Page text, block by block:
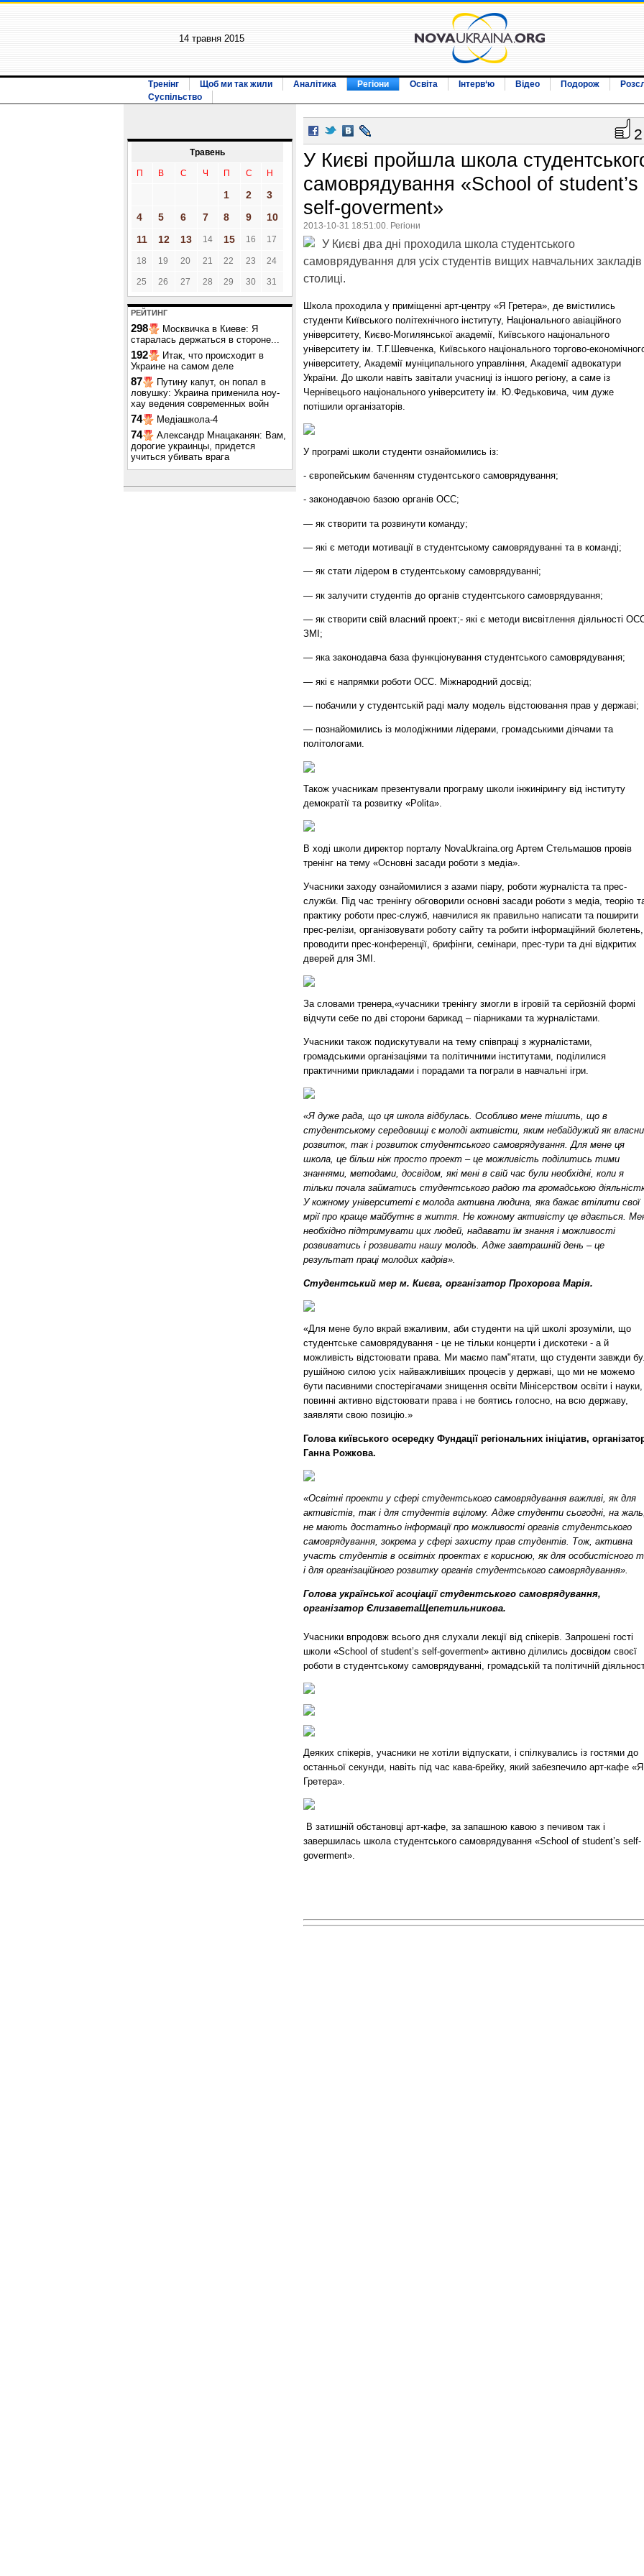
14 травня 2015
Тренінг Щоб ми так жили Аналітика Регіони Освіта Інтерв‘ю Відео Подорож
Суспільство
Травень
П В С Ч П С Н
1 2
3
4
5 6 7 8 9
10
11
12 13 14 15 16 17
18 19 20 21 22 23 24
25 26 27 28 29 30 31
РЕЙТИНГ
298
Москвичка в Киеве: Я
старалась держаться в стороне...
192
Итак, что происходит в
Украине на самом деле
87
Путину капут, он попал в
ловушку: Украина применила ноу-
хау ведения современных войн
74 Медіашкола-4
74
Александр Мнацаканян: Вам,
дорогие украинцы, придется
учиться убивать врага
2
У Києві пройшла школа
самоврядування «School of student’s
self-goverment»
2013-10-31 18:51:00. Регіони
У Києві два дні проходила школа студентського
самоврядування для усіх студентів вищих навчальних закладів
столиці.
Школа проходила у приміщенні арт-центру «Я Гретера», де вмістились
студенти Київського політехнічного інституту, Національного авіаційного
університету, Києво-Могилянської академії, Київського національного
університету ім. Т.Г.Шевченка, Київського національного торгово-
університету, Академії муніципального управління, Академії адвокатури
України. До школи навіть завітали учасниці із іншого регіону, а саме із
Чернівецього національного університету ім. Ю.Федьковича, чим дуже
потішили організаторів.
У програмі школи студенти ознайомились із:
- європейським баченням студентського самоврядування;
- законодавчою базою органів ОСС;
— як створити та розвинути команду;
— які є методи мотивації в студентському самоврядуванні та в команді;
— як стати лідером в студентському самоврядуванні;
— як залучити студентів до органів студентського самоврядування;
— як створити свій власний проект;- які є методи висвітлення діяльності
ЗМІ;
— яка законодавча база функціонування студентського самоврядування;
— які є напрямки роботи ОСС. Міжнародний досвід;
— побачили у студентській раді малу модель відстоювання прав у державі;
— познайомились із молодіжними лідерами, громадськими діячами та
політологами.
Також учасникам презентували програму школи інжинірингу від інституту
демократії та розвитку «Polita».
В ході школи директор порталу NovaUkraina.org Артем Стельмашов провів
тренінг на тему «Основні засади роботи з медіа».
Учасники заходу ознайомилися з азами піару, роботи журналіста та прес-
служби. Під час тренінгу обговорили основні засади роботи з медіа, теорію
практику роботи прес-служб, навчилися як правильно написати та поширити
прес-релізи, організовувати роботу сайту та робити інформаційний бюлетень,
проводити прес-конференції, брифінги, семінари, прес-тури та дні відкритих
дверей для ЗМІ.
За словами тренера,«учасники тренінгу змогли в ігровій та серйозній формі
відчути себе по дві сторони барикад – піарниками та журналістами.
Учасники також подискутували на тему співпраці з журналістами,
громадськими організаціями та політичними інститутами, поділилися
практичними прикладами і порадами та пограли в навчальні ігри.
«Я дуже рада, що ця школа відбулась. Особливо мене тішить, що в
студентському середовищі є молоді активісти, яким небайдужий як
розвиток, так і розвиток студентського самоврядування. Для мене ця
школа, це більш ніж просто проект – це можливість поділитись тими
знаннями, методами, досвідом, які мені в свій час були необхідні, коли я
тільки почала займатись студентського радою та громадською
У кожному університеті є молода активна людина, яка бажає втілити свої
мрії про краще майбутнє в життя. Не кожному активісту це вдається.
необхідно підтримувати цих людей, надавати їм знання і можливості
розвиватись і розвивати нашу молодь. Адже завтрашній день – це
результат праці молодих кадрів».
Студентський мер м. Києва, організатор Прохорова Марія.
«Для мене було вкрай вжаливим, аби студенти на цій школі зрозуміли, що
студентське самоврядування - це не тільки концерти і дискотеки - а й
можливість відстоювати права. Ми маємо пам"ятати, що студенти завжди
рушійною силою усіх найважливіших процесів у державі, що ми не можемо
бути пасивними спостерігачами знищення освіти Мінісерством освіти і науки,
повинні активно відстоювати права і не боятись голосно, на всю державу,
заявляти свою позицію.»
Голова київського осередку Фундації регіональних ініціатив,
Ганна Рожкова.
«Освітні проекти у сфері студентського самоврядування важливі, як для
активістів, так і для студентів вцілому. Адже студенти сьогодні, на жаль,
не мають достатньо інформації про можливості органів студентського
самоврядування, зокрема у сфері захисту прав студентів. Тож, активна
участь студентів в освітніх проектах є корисною, як для особистісного
і для організаційного розвитку органів студентського самоврядування».
Голова української асоціації студентського самоврядування,
організатор ЄлизаветаЩепетильникова.
Учасники впродовж всього дня слухали лекції від спікерів. Запрошені гості
школи «School of student’s self-goverment» активно ділились досвідом своєї
роботи в студентському самоврядуванні, громадській та політичній
Деяких спікерів, учасники не хотіли відпускати, і спілкувались із гостями до
останньої секунди, навіть під час кава-брейку, який забезпечило арт-кафе «Я
Гретера».
В затишній обстановці арт-кафе, за запашною кавою з печивом так і
завершилась школа студентського самоврядування «School of student’s self-
goverment».